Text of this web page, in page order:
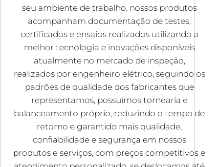
seu ambiente de trabalho, nossos produtos
acompanham documentação de testes,
certificados e ensaios realizados utilizando a
melhor tecnologia e inovações disponíveis
atualmente no mercado de inspeção,
realizados por engenheiro elétrico, seguindo os
padrões de qualidade dos fabricantes que
representamos, possuímos tornearia e
balanceamento próprio, reduzindo o tempo de
retorno e garantido mais qualidade,
confiabilidade e segurança em nossos
produtos e serviços, com preços competitivos e